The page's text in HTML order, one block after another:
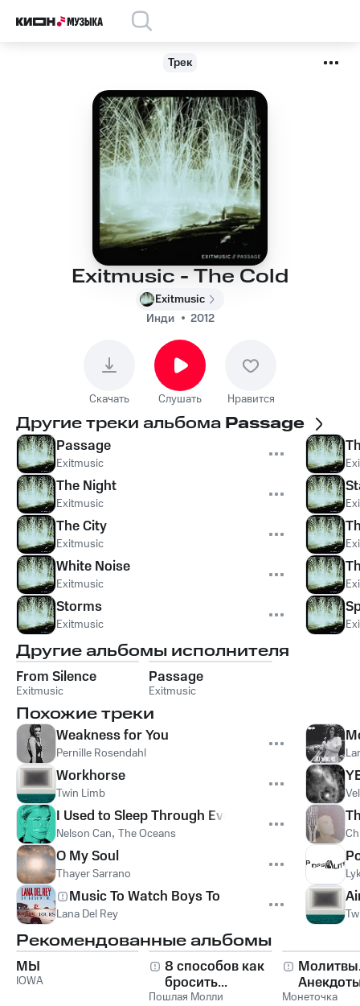
Трек
Exitmusic - The Cold
Exitmusic
Инди
2012
Скачать Слушать Нравится
Другие треки альбома Passage
Passage
Exitmusic
The Night
Exitmusic
The City
Exitmusic
White Noise
Exitmusic
Storms
Exitmusic
Другие альбомы исполнителя
From Silence
Exitmusic
Passage
Exitmusic
Похожие треки
Weakness for You
Pernille Rosendahl
Workhorse
Twin Limb
I Used to Sleep Through Everything
Nelson Can, The Oceans
O My Soul
Thayer Sarrano
Music To Watch Boys To
Lana Del Rey
Рекомендованные альбомы
МЫ
IOWA
8 способов как
бросить...
Пошлая Молли Монеточка